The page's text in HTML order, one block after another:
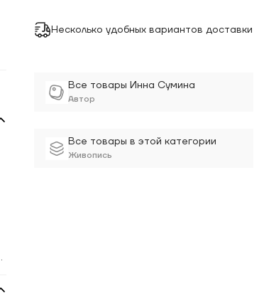
Несколько удобных вариантов доставки
Все товары Инна Сумина
Автор
Все товары в этой категории
Живопись